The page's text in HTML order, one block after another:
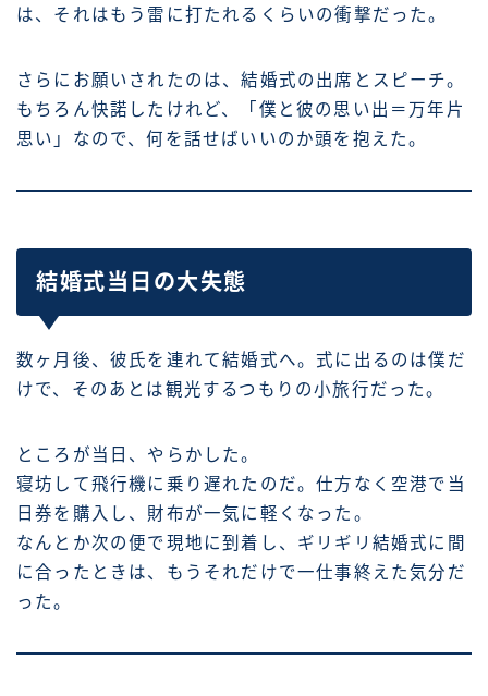
は、それはもう雷に打たれるくらいの衝撃だった。
さらにお願いされたのは、結婚式の出席とスピーチ。
もちろん快諾したけれど、「僕と彼の思い出＝万年片
思い」なので、何を話せばいいのか頭を抱えた。
結婚式当日の大失態
数ヶ月後、彼氏を連れて結婚式へ。式に出るのは僕だ
けで、そのあとは観光するつもりの小旅行だった。
ところが当日、やらかした。
寝坊して飛行機に乗り遅れたのだ。仕方なく空港で当
日券を購入し、財布が一気に軽くなった。
なんとか次の便で現地に到着し、ギリギリ結婚式に間
に合ったときは、もうそれだけで一仕事終えた気分だ
った。